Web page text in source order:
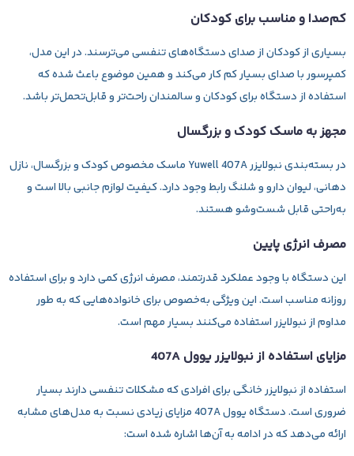
کم‌صدا و مناسب برای کودکان
بسیاری از کودکان از صدای دستگاه‌های تنفسی می‌ترسند. در این مدل،
کمپرسور با صدای بسیار کم کار می‌کند و همین موضوع باعث شده که
استفاده از دستگاه برای کودکان و سالمندان راحت‌تر و قابل‌تحمل‌تر باشد.
مجهز به ماسک کودک و بزرگسال
در بسته‌بندینبولایزر Yuwell 407A
ماسک مخصوص کودک و بزرگسال، نازل
دهانی، لیوان دارو و شلنگ رابط وجود دارد. کیفیت لوازم جانبی بالا است و
به‌راحتی قابل شست‌وشو هستند.
مصرف انرژی پایین
این دستگاه با وجود عملکرد قدرتمند، مصرف انرژی کمی دارد و برای استفاده
روزانه مناسب است. این ویژگی به‌خصوص برای خانواده‌هایی که به طور
مداوم از نبولایزر استفاده می‌کنند بسیار مهم است.
مزایای استفاده از نبولایزر یوول 407A
استفاده ازنبولایزر خانگیبرای افرادی که مشکلات تنفسی دارند بسیار
ضروری است. دستگاهیوول 407A
مزایای زیادی نسبت به مدل‌های مشابه
ارائه می‌دهد که در ادامه به آن‌ها اشاره شده است: